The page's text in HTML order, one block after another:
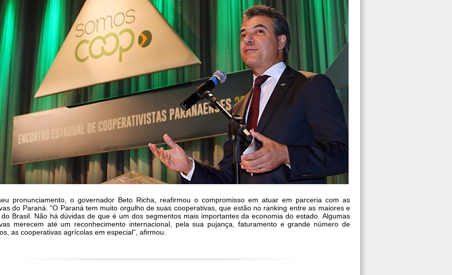
pronunciamento, o governador Beto Richa, reafirmou o compromisso em atuar em parceria com as
do Paraná. “O Paraná tem muito orgulho de suas cooperativas, que estão no ranking entre as maiores e
Brasil. Não há dúvidas de que é um dos segmentos mais importantes da economia do estado. Algumas
merecem até um reconhecimento internacional, pela sua pujança, faturamento e grande número de
as cooperativas agrícolas em especial”, afirmou.